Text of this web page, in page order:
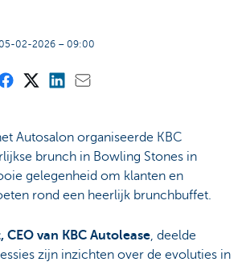
02-2026 – 09:00
Autosalon organiseerde KBC
brunch in Bowling Stones in
gelegenheid om klanten en
rond een heerlijk brunchbuffet.
CEO van KBC Autolease, deelde
zijn inzichten over de evoluties in